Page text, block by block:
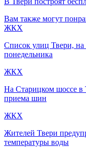
Вам также могут
ЖКХ
Список улиц Твери, на
понедельника
ЖКХ
На Старицком шоссе в
приема шин
ЖКХ
Жителей Твери
температуры воды